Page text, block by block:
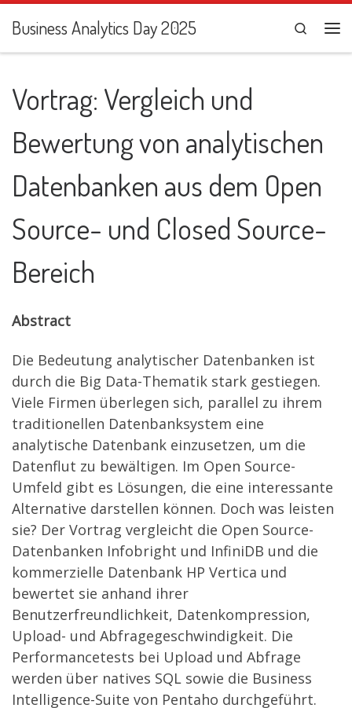
Zum Inhalt springen
Business Analytics Day 2025
Search
Vortrag: Vergleich und
Bewertung von analytischen
Datenbanken aus dem Open
Source- und Closed Source-
Bereich
Abstract
Die Bedeutung analytischer Datenbanken ist
durch die Big Data-Thematik stark gestiegen.
Viele Firmen überlegen sich, parallel zu ihrem
traditionellen Datenbanksystem eine
analytische Datenbank einzusetzen, um die
Datenflut zu bewältigen. Im Open Source-
Umfeld gibt es Lösungen, die eine interessante
Alternative darstellen können. Doch was leisten
sie? Der Vortrag vergleicht die Open Source-
Datenbanken Infobright und InfiniDB und die
kommerzielle Datenbank HP Vertica und
bewertet sie anhand ihrer
Benutzerfreundlichkeit, Datenkompression,
Upload- und Abfragegeschwindigkeit. Die
Performancetests bei Upload und Abfrage
werden über natives SQL sowie die Business
Intelligence-Suite von Pentaho durchgeführt.